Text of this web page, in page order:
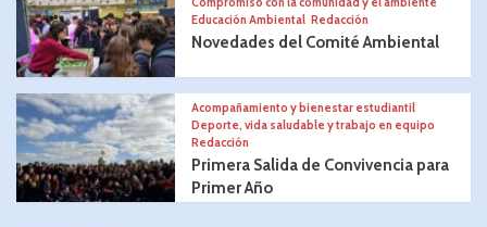
Educación Ambiental Redacción
Novedades del Comité Ambiental
Acompañamiento y bienestar estudiantil
Deporte, vida saludable y trabajo en equipo
Redacción
Primera Salida de Convivencia para
Primer Año